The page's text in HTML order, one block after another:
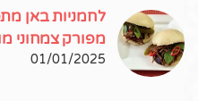
לחמניות באן
מפורק צמחוני
01/01/2025